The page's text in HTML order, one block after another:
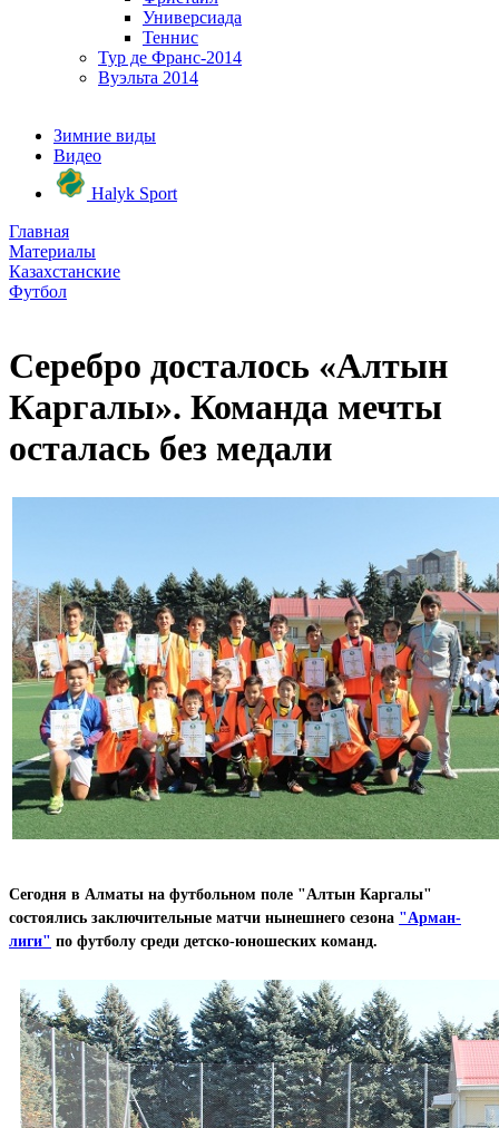
Универсиада
Теннис
Тур де Франс-2014
Вуэльта 2014
Зимние виды
Видео
Halyk Sport
Главная
Материалы
Казахстанские
Футбол
Серебро досталось «Алтын
Каргалы». Команда мечты
осталась без медали
Сегодня в Алматы на футбольном поле "Алтын Каргалы"
состоялись заключительные матчи нынешнего сезона "Арман-
лиги" по футболу среди детско-юношеских команд.